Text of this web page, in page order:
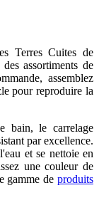
Terres Cuites de
assortiments de
assemblez
pour reproduire la
bain, le carrelage
par excellence.
et se nettoie en
une couleur de
gamme de produits